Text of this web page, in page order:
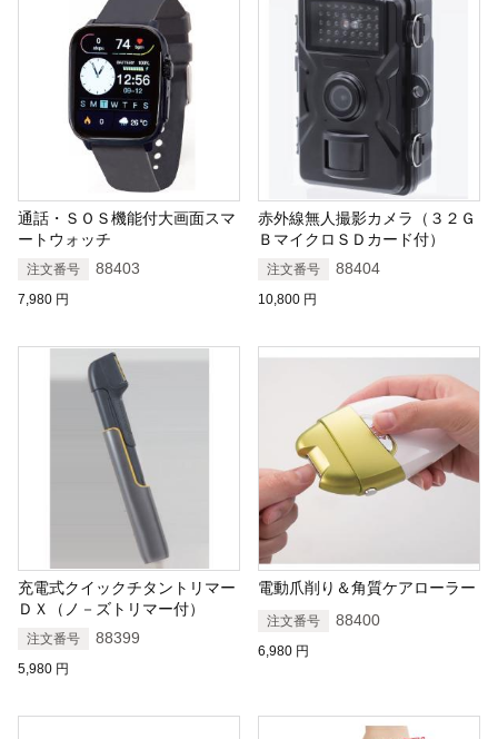
通話・ＳＯＳ機能付大画面スマ
ートウォッチ
注文番号 88403
7,980 円
赤外線無人撮影カメラ（３２Ｇ
ＢマイクロＳＤカード付）
注文番号 88404
10,800 円
充電式クイックチタントリマー
ＤＸ（ノ－ズトリマー付）
注文番号 88399
5,980 円
電動爪削り＆角質ケアローラー
注文番号 88400
6,980 円